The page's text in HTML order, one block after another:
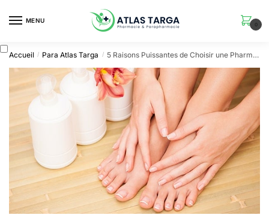
MENU
0
Accueil / Para Atlas Targa / 5 Raisons Puissantes de Choisir une Pharmacie En Ligne à Marrakech : Parapharmacie En Ligne Maroc Moins Chère et 100 % Sécurisée